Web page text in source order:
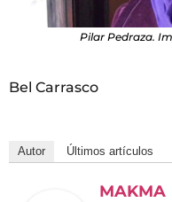
Pilar Pedraza.
Bel Carrasco
Autor Últimos artículos
MAKMA